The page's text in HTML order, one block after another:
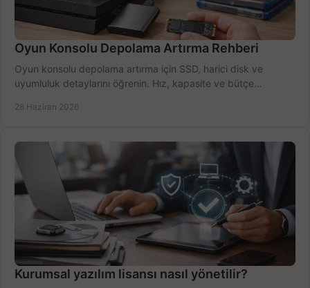
Oyun Konsolu Depolama Artırma Rehberi
Oyun konsolu depolama artırma için SSD, harici disk ve
uyumluluk detaylarını öğrenin. Hız, kapasite ve bütçe
28 Haziran 2026
Kurumsal yazılım lisansı nasıl yönetilir?